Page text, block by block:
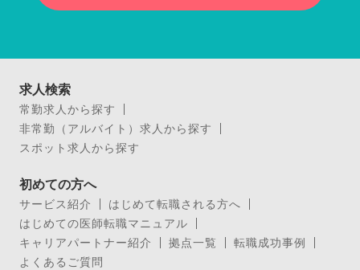
求人検索
常勤求人から探す
非常勤（アルバイト）求人から探す
スポット求人から探す
初めての方へ
サービス紹介
はじめて転職される方へ
はじめての医師転職マニュアル
キャリアパートナー紹介
拠点一覧
転職成功事例
よくあるご質問